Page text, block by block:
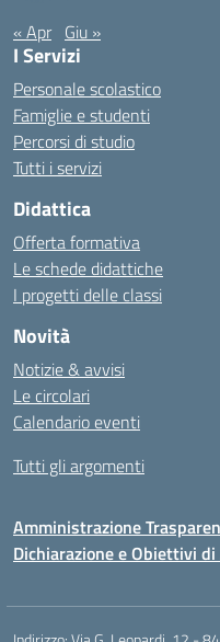
« Apr Giu »
I Servizi
Personale scolastico
Famiglie e studenti
Percorsi di studio
Tutti i servizi
Didattica
Offerta formativa
Le schede didattiche
I progetti delle classi
Novità
Notizie & avvisi
Le circolari
Calendario eventi
Tutti gli argomenti
Amministrazione
Dichiarazione e Obiettivi